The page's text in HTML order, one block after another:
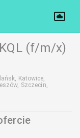
(f/m/x)
Katowice,
Szczecin,